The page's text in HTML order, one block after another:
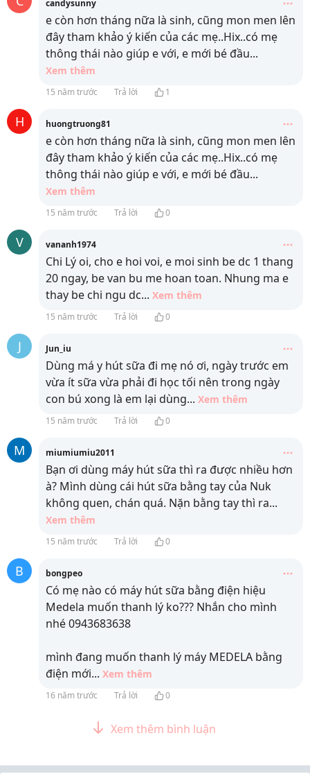
candysunny
e còn hơn tháng nữa là sinh, cũng mon men lên
đây tham khảo ý kiến của các mẹ..Hix..có mẹ
thông thái nào giúp e với, e mới bé đầu...
Xem thêm
15 năm trước Trả lời 1
H huongtruong81
e còn hơn tháng nữa là sinh, cũng mon men lên
đây tham khảo ý kiến của các mẹ..Hix..có mẹ
thông thái nào giúp e với, e mới bé đầu...
Xem thêm
15 năm trước Trả lời 0
V vananh1974
Chi Lý oi, cho e hoi voi, e moi sinh be dc 1 thang
20 ngay, be van bu me hoan toan. Nhung ma e
thay be chi ngu dc... Xem thêm
15 năm trước Trả lời 0
J Jun_iu
Dùng má y hút sữa đi mẹ nó ơi, ngày trước em
vừa ít sữa vừa phải đi học tối nên trong ngày
con bú xong là em lại dùng... Xem thêm
15 năm trước Trả lời 0
M miumiumiu2011
Bạn ơi dùng máy hút sữa thì ra được nhiều hơn
à? Mình dùng cái hút sữa bằng tay của Nuk
không quen, chán quá. Nặn bằng tay thì ra...
Xem thêm
15 năm trước Trả lời 0
B bongpeo
Có mẹ nào có máy hút sữa bằng điện hiệu
Medela muốn thanh lý ko??? Nhắn cho mình
nhé 0943683638
mình đang muốn thanh lý máy MEDELA bằng
điện mới... Xem thêm
16 năm trước Trả lời 0
Xem thêm bình luận